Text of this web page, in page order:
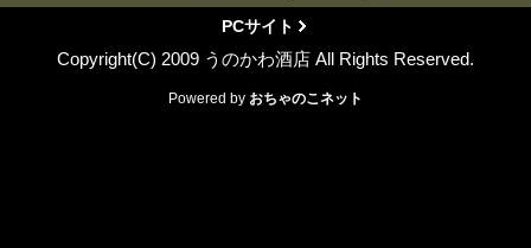
PCサイト
Copyright(C) 2009 うのかわ酒店 All Rights Reserved.
Powered by おちゃのこネット